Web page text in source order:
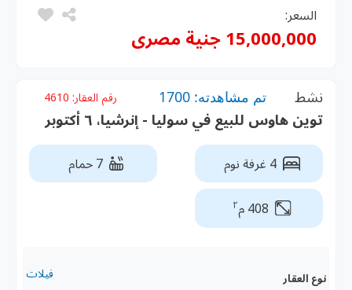
السعر:
15,000,000 جنية مصرى
نشط تم مشاهدته: 1700 رقم العقار: 4610
توين هاوس للبيع في سوليا - إنرشيا، ٦ أكتوبر
4 غرفة نوم 7 حمام
408 م ٢
نوع العقار فيلات